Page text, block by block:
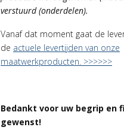
verstuurd (onderdelen).
Vanaf dat moment gaat de
de actuele levertijden van onze
maatwerkproducten. >>>>>>
Bedankt voor uw begrip en
gewenst!